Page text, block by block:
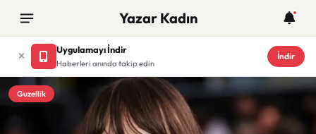
Yazar Kadın
Uygulamayı İndir
Haberleri anında takip edin
İndir
Guzellik